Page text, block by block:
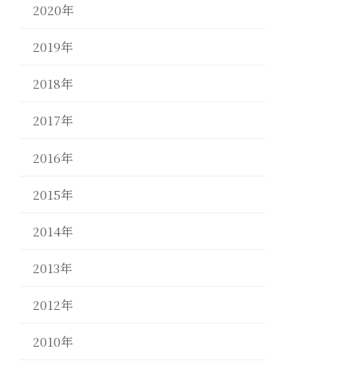
2020年
2019年
2018年
2017年
2016年
2015年
2014年
2013年
2012年
2010年